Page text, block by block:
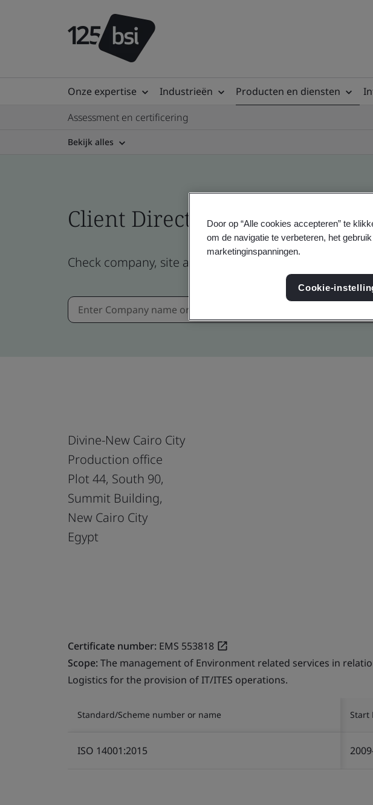
Onze expertise Industrieën Producten en diensten
Assessment en certificering
Bekijk alles
Client Directory profile
Check company, site and product certificates -
Divine-New Cairo City
Production office
Plot 44, South 90,
Summit Building,
New Cairo City
Egypt
Certificate number: EMS 553818
Scope:The management of Environment related services in
Logistics for the provision of IT/ITES operations.
Standard/Scheme number or name Start
ISO 14001:2015
Door op “Alle cookies accepteren” te
om de navigatie te verbeteren, het
marketinginspanningen.
Cookie-